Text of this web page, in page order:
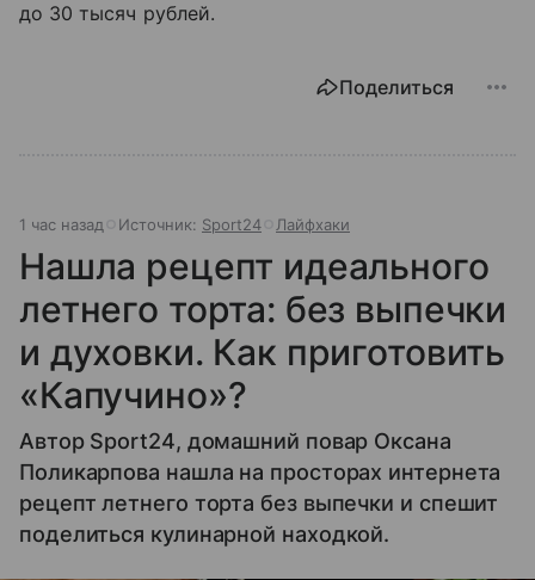
до 30 тысяч рублей.
Поделиться
1 час назад Источник: Sport24 Лайфхаки
Нашла рецепт идеального
летнего торта: без выпечки
и духовки. Как приготовить
«Капучино»?
Автор Sport24, домашний повар Оксана
Поликарпова нашла на просторах интернета
рецепт летнего торта без выпечки и спешит
поделиться кулинарной находкой.